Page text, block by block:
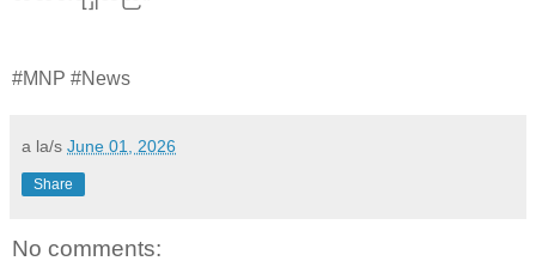
#MNP #News
a la/s June 01, 2026
Share
No comments: